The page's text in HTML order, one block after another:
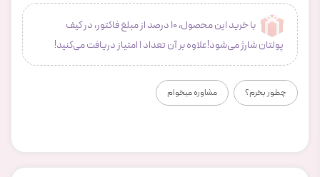
با خرید این محصول، 10 درصد از مبلغ فاکتور، در کیف
پولتان شارژ می‌شود!علاوه بر آن تعداد 1 امتیاز دریافت می‌کنید!
چطور بخرم؟ مشاوره میخوام